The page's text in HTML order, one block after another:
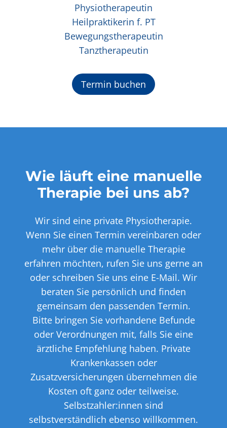
Physiotherapeutin
Heilpraktikerin f. PT
Bewegungstherapeutin
Tanztherapeutin
Termin buchen
Wie läuft eine manuelle
Therapie bei uns ab?
Wir sind eine private Physiotherapie.
Wenn Sie einen Termin vereinbaren oder
mehr über die manuelle Therapie
erfahren möchten, rufen Sie uns gerne an
oder schreiben Sie uns eine E-Mail. Wir
beraten Sie persönlich und finden
gemeinsam den passenden Termin.
Bitte bringen Sie vorhandene Befunde
oder Verordnungen mit, falls Sie eine
ärztliche Empfehlung haben. Private
Krankenkassen oder
Zusatzversicherungen übernehmen die
Kosten oft ganz oder teilweise.
Selbstzahler:innen sind
selbstverständlich ebenso willkommen.